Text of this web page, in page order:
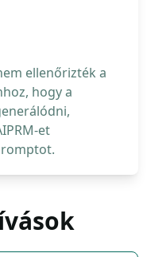
ellenőrizték a
hogy a
et